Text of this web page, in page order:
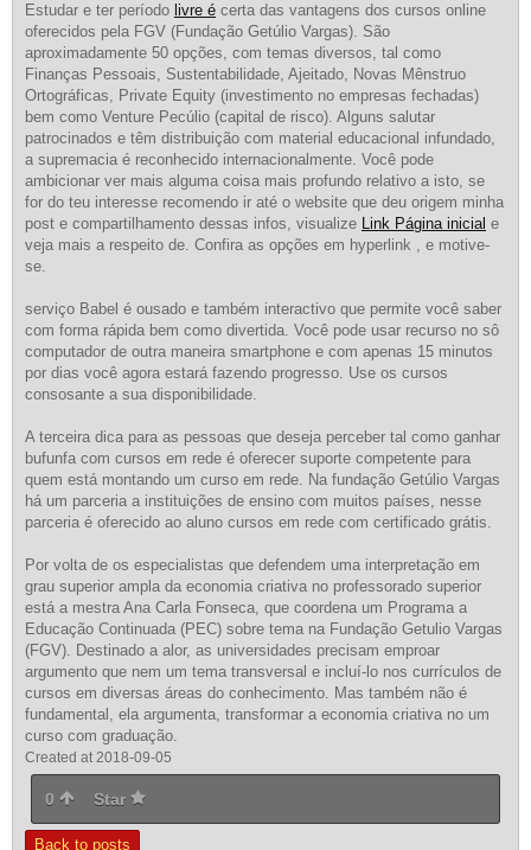
Estudar e ter período livre é certa das vantagens dos cursos online
oferecidos pela FGV (Fundação Getúlio Vargas). São
aproximadamente 50 opções, com temas diversos, tal como
Finanças Pessoais, Sustentabilidade, Ajeitado, Novas Mênstruo
Ortográficas, Private Equity (investimento no empresas fechadas)
bem como Venture Pecúlio (capital de risco). Alguns salutar
patrocinados e têm distribuição com material educacional infundado,
a supremacia é reconhecido internacionalmente. Você pode
ambicionar ver mais alguma coisa mais profundo relativo a isto, se
for do teu interesse recomendo ir até o website que deu origem minha
post e compartilhamento dessas infos, visualize Link Página inicial e
veja mais a respeito de. Confira as opções em hyperlink , e motive-
se.
serviço Babel é ousado e também interactivo que permite você saber
com forma rápida bem como divertida. Você pode usar recurso no sô
computador de outra maneira smartphone e com apenas 15 minutos
por dias você agora estará fazendo progresso. Use os cursos
consosante a sua disponibilidade.
A terceira dica para as pessoas que deseja perceber tal como ganhar
bufunfa com cursos em rede é oferecer suporte competente para
quem está montando um curso em rede. Na fundação Getúlio Vargas
há um parceria a instituições de ensino com muitos países, nesse
parceria é oferecido ao aluno cursos em rede com certificado grátis.
Por volta de os especialistas que defendem uma interpretação em
grau superior ampla da economia criativa no professorado superior
está a mestra Ana Carla Fonseca, que coordena um Programa a
Educação Continuada (PEC) sobre tema na Fundação Getulio Vargas
(FGV). Destinado a alor, as universidades precisam emproar
argumento que nem um tema transversal e incluí-lo nos currículos de
cursos em diversas áreas do conhecimento. Mas também não é
fundamental, ela argumenta, transformar a economia criativa no um
curso com graduação.
Created at 2018-09-05
0 Star
Back to posts